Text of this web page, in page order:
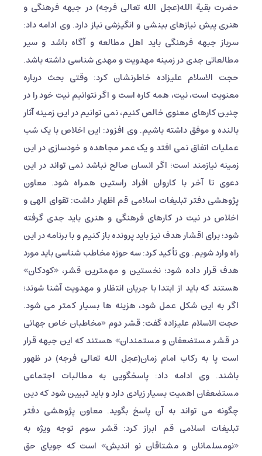
حضرت بقیة الله(عجل الله تعالی فرجه) در جبهه فرهنگی و
هنری پیش نیازهای بینشی و انگیزشی نیاز دارد. وی ادامه داد:
سرباز جبهه فرهنگی باید اهل مطالعه و آگاه باشد و سیر
مطالعاتی جدی در زمینه مهدویت و مهدی شناسی داشته باشد.
حجت الاسلام علیزاده خاطرنشان کرد: وقتی بحث درباره
معنویت است، نیت، همه کاره است و اگر نتوانیم نیت خود را در
چنین کارهای معنوی خالص کنیم، نمی توانیم در این زمینه آثار
بالنده و موفق داشته باشیم. وی افزود: این اخلاص با یک شب
عملیات اتفاق نمی افتد و یک عمر مجاهده و خودسازی در این
زمینه نیازمند است؛ اگر انسان صالح نباشد نمی تواند در این
دعوی تا آخر با کاروان افراد راستین همراه شود. معاون
پژوهشی دفتر تبلیغات اسلامی قم اظهار داشت: تقوای الهی و
اخلاص در نیت در کارهای فرهنگی و هنری باید جدی گرفته
شود؛ برای اقشار هدف نیز باید پرونده باز کنیم و با برنامه در این
راه وارد شویم. وی تأکید کرد: سه حوزه مخاطب شناسی باید مورد
هدف قرار داده شود؛ نخستین و مهمترین قشر، «کودکان»
هستند که باید از ابتدا با جریان انتظار و مهدویت آشنا شوند؛
اگر به این شکل عمل شود، هزینه ها بسیار کمتر می شود.
حجت الاسلام علیزاده گفت: قشر دوم «مخاطبان خاص جهانی
در قشر مستضعفان و مستمندان» هستند که این جبهه قرار
است پا به رکاب امام زمان(عجل الله تعالی فرجه) در ظهور
باشند. وی ادامه داد: پاسخگویی به مطالبات اجتماعی
مستضعفان اهمیت بسیار زیادی دارد و باید تبیین شود که دین
چگونه می تواند به آن پاسخ بگوید. معاون پژوهشی دفتر
تبلیغات اسلامی قم ابراز کرد: قشر سوم توجه ویژه به
«نومسلمانان و مشتاقان نو اندیش» است که جویای حق